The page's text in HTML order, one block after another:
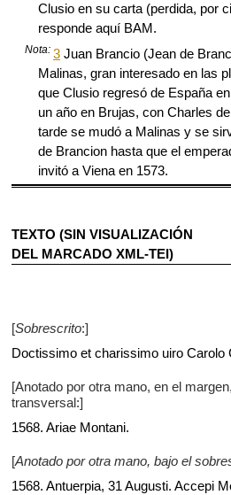
Clusio en su carta (perdida, por
responde aquí BAM.
Nota:3 Juan Brancio (Jean de
Malinas, gran interesado en las
que Clusio regresó de España
un año en Brujas, con Charles
tarde se mudó a Malinas y se
de Brancion hasta que el
invitó a Viena en 1573.
TEXTO (SIN VISUALIZACIÓN
DEL MARCADO XML-TEI)
[Sobrescrito:]
Doctissimo et charissimo uiro Carolo
[Anotado por otra mano, en el
transversal:]
1568. Ariae Montani.
[Anotado por otra mano, bajo el
1568. Antuerpia, 31 Augusti. Accepi